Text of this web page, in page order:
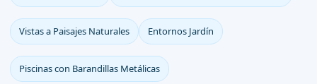
Vistas a Paisajes Naturales Entornos Jardín
Piscinas con Barandillas Metálicas